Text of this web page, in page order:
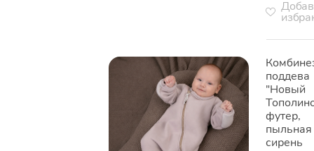
поддева
"Новый
футер,
пыльная
сирень